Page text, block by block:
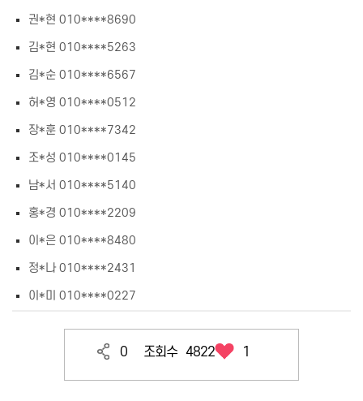
권*현 010****8690
김*현 010****5263
김*순 010****6567
허*영 010****0512
장*훈 010****7342
조*성 010****0145
남*서 010****5140
홍*경 010****2209
이*은 010****8480
정*나 010****2431
이*미 010****0227
1
0 조회수 4822